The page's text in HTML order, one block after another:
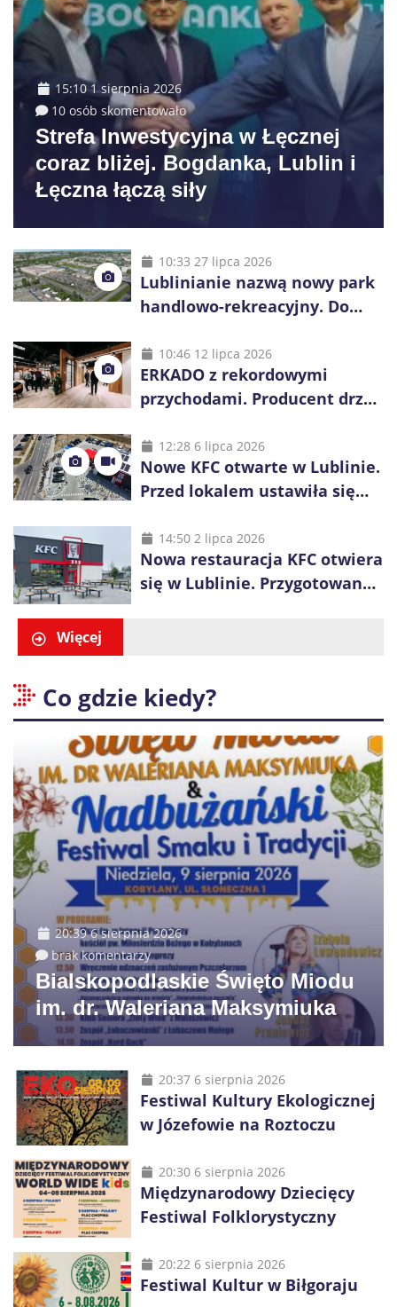
15:10 1 sierpnia 2026
10 osób skomentowało
Strefa Inwestycyjna w Łęcznej
coraz bliżej. Bogdanka, Lublin i
Łęczna łączą siły
10:33 27 lipca 2026
Lublinianie nazwą nowy park
handlowo-rekreacyjny. Do
10:46 12 lipca 2026
ERKADO z rekordowymi
przychodami. Producent drzwi
inwestycje
12:28 6 lipca 2026
Nowe KFC otwarte w Lublinie.
Przed lokalem ustawiła się
14:50 2 lipca 2026
Nowa restauracja KFC otwiera
się w Lublinie. Przygotowano
Więcej
Co gdzie kiedy?
20:39 6 sierpnia 2026
brak komentarzy
Bialskopodlaskie Święto Miodu
im. dr. Waleriana Maksymiuka
20:37 6 sierpnia 2026
Festiwal Kultury Ekologicznej
w Józefowie na Roztoczu
20:30 6 sierpnia 2026
Międzynarodowy Dziecięcy
Festiwal Folklorystyczny
20:22 6 sierpnia 2026
Festiwal Kultur w Biłgoraju